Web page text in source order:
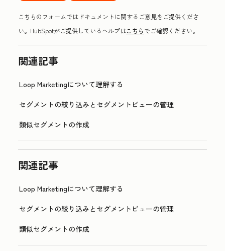
こちらのフォームではドキュメントに関するご意見をご提供くださ
い。HubSpotがご提供しているヘルプはこちらでご確認ください。
関連記事
Loop Marketingについて理解する
セグメントの絞り込みとセグメントビューの管理
類似セグメントの作成
関連記事
Loop Marketingについて理解する
セグメントの絞り込みとセグメントビューの管理
類似セグメントの作成